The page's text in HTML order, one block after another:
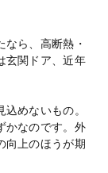
ら、高断熱・
玄関ドア、近年
めないもの。
かなのです。外
向上のほうが期